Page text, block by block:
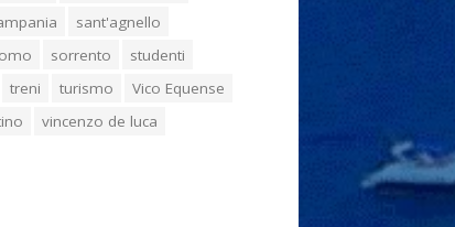
sant'agnello
sorrento
studenti
treni turismo
Vico Equense
vincenzo de luca